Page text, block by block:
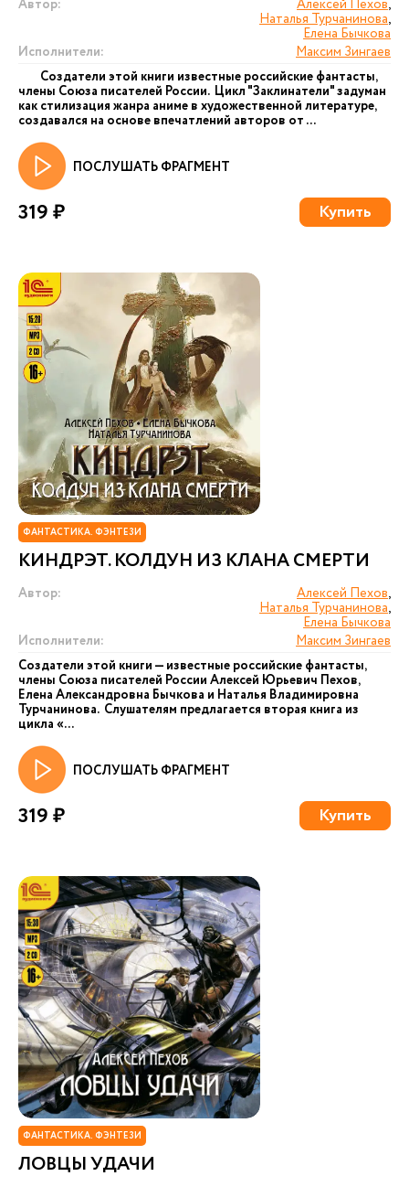
Автор: Алексей Пехов,
Наталья Турчанинова,
Елена Бычкова
Исполнители:
Максим Зингаев
Создатели этой книги известные российские фантасты,
члены Союза писателей России. Цикл "Заклинатели" задуман
как стилизация жанра аниме в художественной литературе,
создавался на основе впечатлений авторов от ...
ПОСЛУШАТЬ ФРАГМЕНТ
319 ₽ Купить
ФАНТАСТИКА. ФЭНТЕЗИ
КИНДРЭТ. КОЛДУН ИЗ КЛАНА СМЕРТИ
Автор: Алексей Пехов,
Наталья Турчанинова,
Елена Бычкова
Исполнители:
Максим Зингаев
Создатели этой книги — известные российские фантасты,
члены Союза писателей России Алексей Юрьевич Пехов,
Елена Александровна Бычкова и Наталья Владимировна
Турчанинова. Слушателям предлагается вторая книга из
цикла «...
ПОСЛУШАТЬ ФРАГМЕНТ
319 ₽ Купить
ФАНТАСТИКА. ФЭНТЕЗИ
ЛОВЦЫ УДАЧИ